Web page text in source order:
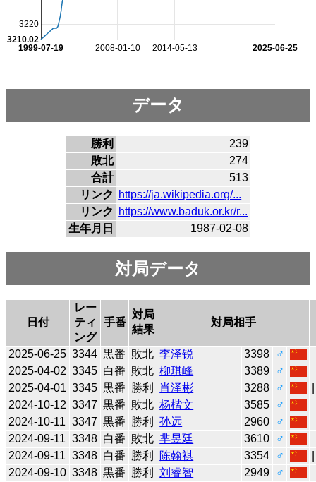
2008-01-10 2014-05-13
1999-07-19 2025-06-25
3220
3210.02
データ
勝利
239
敗北
274
合計
513
リンク
https://ja.wikipedia.org/...
リンク
https://www.baduk.or.kr/r...
生年月日
1987-02-08
対局データ
日付
レー
ティ
ング
手番
対局
結果
対局相手
2025-06-25 3344 黒番 敗北 李泽锐 3398
♂
2025-04-02 3345 白番 敗北 柳琪峰 3389
♂
2025-04-01 3345 黒番 勝利 肖泽彬 3288 ♂
2024-10-12 3347 黒番 敗北 杨楷文 3585
♂
2024-10-11 3347 黒番 勝利 孙远 2960
♂
2024-09-11 3348 白番 敗北 芈昱廷 3610
♂
2024-09-11 3348 白番 勝利 陈翰祺 3354 ♂
2024-09-10 3348 黒番 勝利 刘睿智 2949
♂